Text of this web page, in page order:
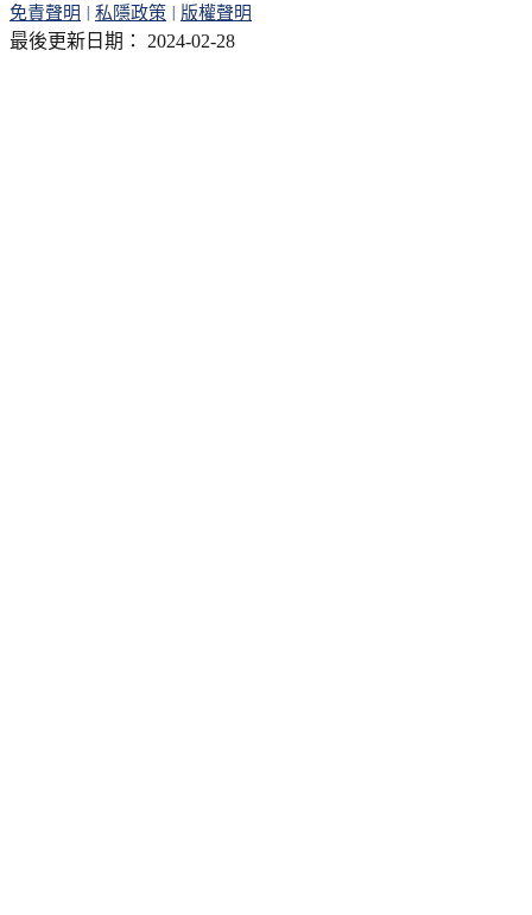
免責聲明 | 私隱政策 | 版權聲明
最後更新日期： 2024-02-28